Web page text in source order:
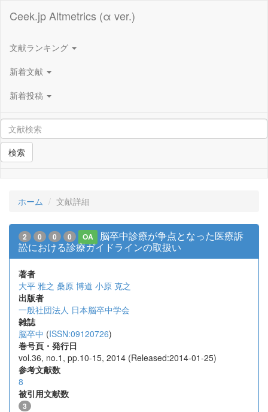
Ceek.jp Altmetrics (α ver.)
文献ランキング
新着文献
新着投稿
検索
ホーム 文献詳細
2 0 0 0 OA
脳卒中診療が争点となった医療訴
訟における診療ガイドラインの取扱い
著者
大平 雅之 桑原 博道 小原 克之
出版者
一般社団法人 日本脳卒中学会
雑誌
脳卒中 (ISSN:09120726)
巻号頁・発行日
vol.36, no.1, pp.10-15, 2014 (Released:2014-01-25)
参考文献数
8
被引用文献数
3